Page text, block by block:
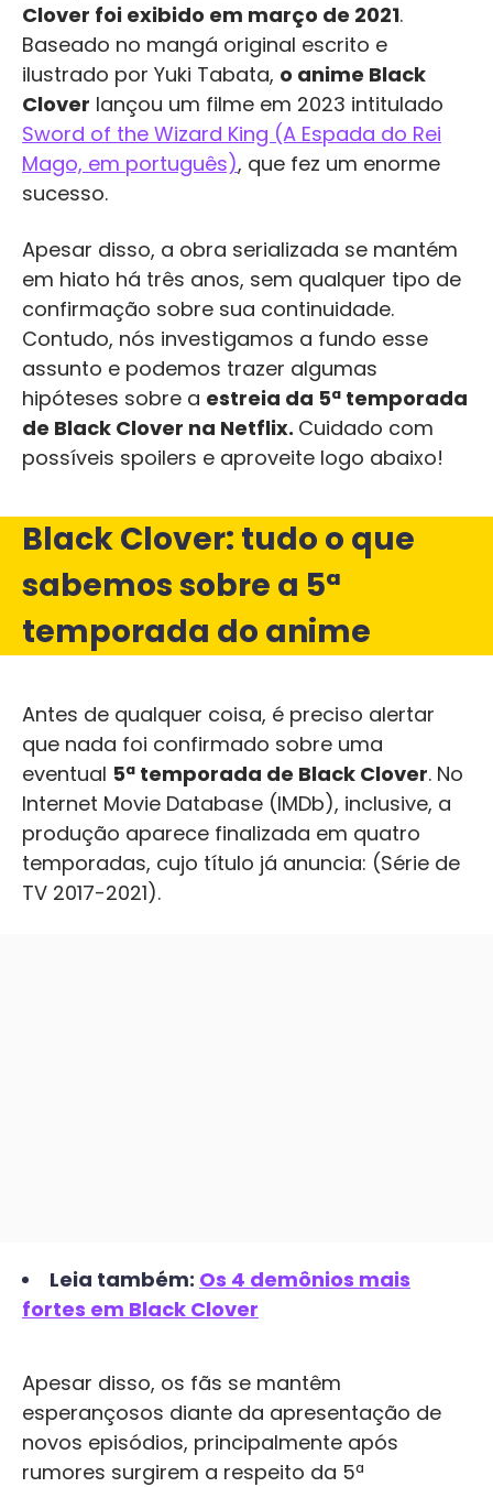
Clover foi exibido em março de 2021.
Baseado no mangá original escrito e
ilustrado por Yuki Tabata, o anime Black
Clover lançou um filme em 2023 intitulado
Sword of the Wizard King (A Espada do Rei
Mago, em português), que fez um enorme
sucesso.
Apesar disso, a obra serializada se mantém
em hiato há três anos, sem qualquer tipo de
confirmação sobre sua continuidade.
Contudo, nós investigamos a fundo esse
assunto e podemos trazer algumas
hipóteses sobre a estreia da 5ª temporada
de Black Clover na Netflix. Cuidado com
possíveis spoilers e aproveite logo abaixo!
Black Clover: tudo o que
sabemos sobre a 5ª
temporada do anime
Antes de qualquer coisa, é preciso alertar
que nada foi confirmado sobre uma
eventual 5ª temporada de Black Clover. No
Internet Movie Database (IMDb), inclusive, a
produção aparece finalizada em quatro
temporadas, cujo título já anuncia: (Série de
TV 2017-2021).
Leia também: Os 4 demônios mais
fortes em Black Clover
Apesar disso, os fãs se mantêm
esperançosos diante da apresentação de
novos episódios, principalmente após
rumores surgirem a respeito da 5ª